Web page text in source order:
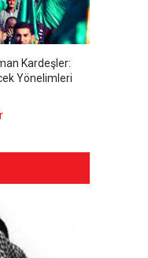
Kardeşler:
Yönelimleri